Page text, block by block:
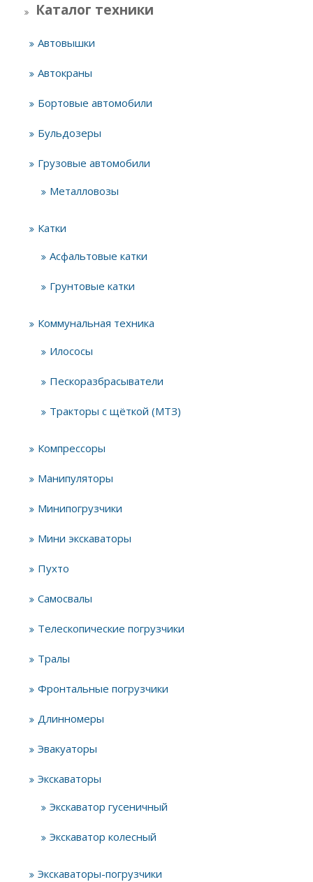
Каталог техники
Автовышки
Автокраны
Бортовые автомобили
Бульдозеры
Грузовые автомобили
Металловозы
Катки
Асфальтовые катки
Грунтовые катки
Коммунальная техника
Илососы
Пескоразбрасыватели
Тракторы с щёткой (МТЗ)
Компрессоры
Манипуляторы
Минипогрузчики
Мини экскаваторы
Пухто
Самосвалы
Телескопические погрузчики
Тралы
Фронтальные погрузчики
Длинномеры
Эвакуаторы
Экскаваторы
Экскаватор гусеничный
Экскаватор колесный
Экскаваторы-погрузчики